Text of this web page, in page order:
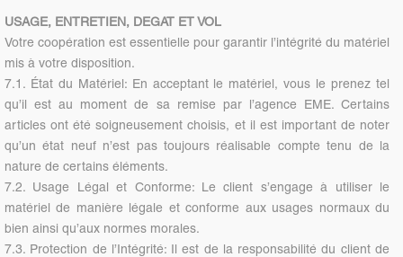
USAGE, ENTRETIEN, DEGAT ET VOL
Votre coopération est essentielle pour garantir l’intégrité du matériel
mis à votre disposition.
7.1. État du Matériel: En acceptant le matériel, vous le prenez tel
qu’il est au moment de sa remise par l’agence EME. Certains
articles ont été soigneusement choisis, et il est important de noter
qu’un état neuf n’est pas toujours réalisable compte tenu de la
nature de certains éléments.
7.2. Usage Légal et Conforme: Le client s’engage à utiliser le
matériel de manière légale et conforme aux usages normaux du
bien ainsi qu’aux normes morales.
7.3. Protection de l’Intégrité: Il est de la responsabilité du client de